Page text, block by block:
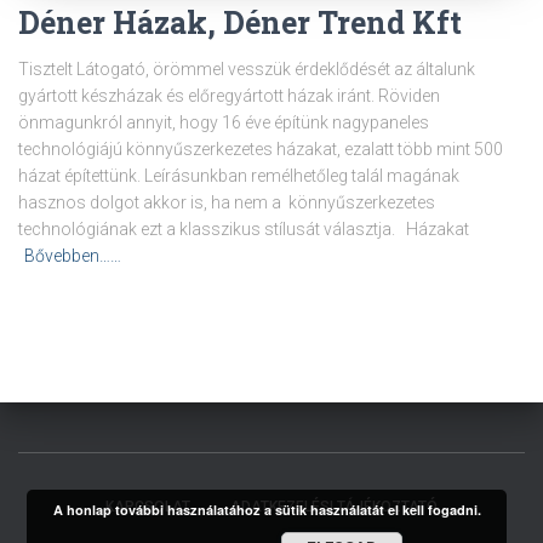
Déner Házak, Déner Trend Kft
Tisztelt Látogató, örömmel vesszük érdeklődését az általunk
gyártott készházak és előregyártott házak iránt. Röviden
önmagunkról annyit, hogy 16 éve építünk nagypaneles
technológiájú könnyűszerkezetes házakat, ezalatt több mint 500
házat építettünk. Leírásunkban remélhetőleg talál magának
hasznos dolgot akkor is, ha nem a könnyűszerkezetes
technológiának ezt a klasszikus stílusát választja. Házakat
Bővebben……
KAPCSOLAT ADATKEZELÉSI TÁJÉKOZTATÓ
A honlap további használatához a sütik használatát el kell fogadni.